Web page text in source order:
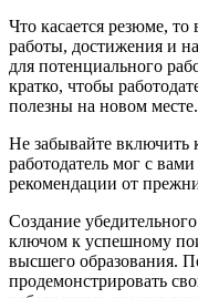
Что касается резюме,
работы, достижения и
для потенциального
кратко, чтобы
полезны на новом месте.
Не забывайте включить
работодатель мог с
рекомендации от
Создание
ключом к успешному
высшего образования.
продемонстрировать